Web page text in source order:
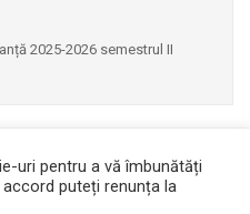
2025-2026 semestrul II
uri pentru a vă îmbunătăți
puteți renunța la